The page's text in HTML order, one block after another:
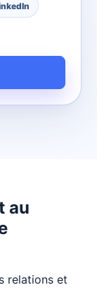
au
relations et